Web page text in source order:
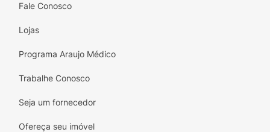
Fale Conosco
Lojas
Programa Araujo Médico
Trabalhe Conosco
Seja um fornecedor
Ofereça seu imóvel